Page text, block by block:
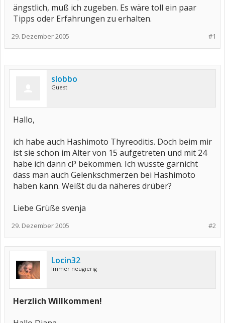
ängstlich, muß ich zugeben. Es wäre toll ein paar
Tipps oder Erfahrungen zu erhalten.
#1
29. Dezember 2005
slobbo
Guest
Hallo,
ich habe auch Hashimoto Thyreoditis. Doch beim mir
ist sie schon im Alter von 15 aufgetreten und mit 24
habe ich dann cP bekommen. Ich wusste garnicht
dass man auch Gelenkschmerzen bei Hashimoto
haben kann. Weißt du da näheres drüber?
Liebe Grüße svenja
#2
29. Dezember 2005
Locin32
Immer neugierig
Herzlich Willkommen!